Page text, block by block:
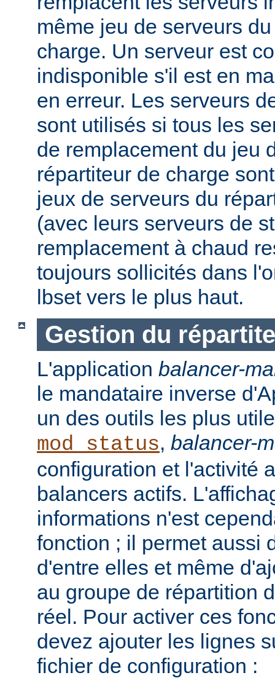
même jeu de serveurs
charge. Un serveur est
indisponible s'il est en
en erreur. Les serveurs
sont utilisés si tous les
de remplacement du jeu
répartiteur de charge
jeux de serveurs du
(avec leurs serveurs de
remplacement à chaud
toujours sollicités dans
lbset vers le plus haut.
Gestion du
L'application balancer-
le mandataire inverse
un des outils les plus
mod_status, balancer-
configuration et l'activité
balancers actifs.
informations n'est
fonction ; il permet aussi
d'entre elles et même
au groupe de répartition
réel. Pour activer ces
devez ajouter les lignes
fichier de configuration :